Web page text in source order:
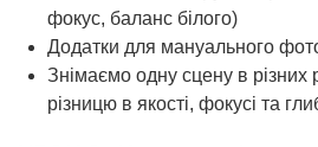
фокус, баланс білого)
Додатки для мануального
Знімаємо одну сцену в різних
різницю в якості, фокусі та